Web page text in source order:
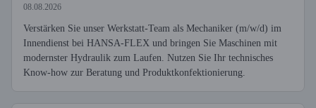
08.08.2026
Verstärken Sie unser Werkstatt-Team als Mechaniker (m/w/d) im
Innendienst bei HANSA-FLEX und bringen Sie Maschinen mit
modernster Hydraulik zum Laufen. Nutzen Sie Ihr technisches
Know-how zur Beratung und Produktkonfektionierung.